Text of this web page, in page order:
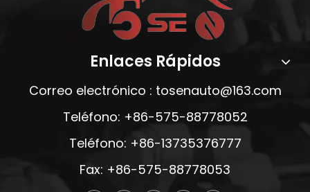
Enlaces Rápidos
Correo electrónico : tosenauto@163.com
Teléfono: +86-575-88778052
Teléfono: +86-13735376777
Fax: +86-575-88778053